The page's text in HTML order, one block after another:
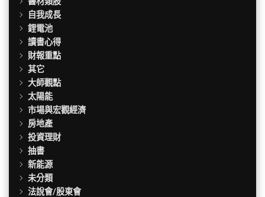
自我成長
鋰電池
讀書心得
財報重點
其它
大師觀點
太陽能
市場與宏觀經濟
房地產
投資理財
抽書
新能源
未分類
法說會/股東會